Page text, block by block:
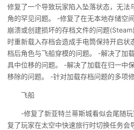
修复了一个导致玩家陷入坠落状态，无法
角的罕见问题。 -修复了在无本地存储空
崩溃或创建损坏的存档文件的问题
时重新载入存档会造成手电筒保持开启状
档后角色与飞船穿模的问题。 -解决了加
具中位移的问题。 -解决了加载在归一中
移除的问题。 -针对加载存档问题的多项修
飞船
-修复了新亚特兰蒂斯城看似会尾随
复了玩家在太空中快速旅行时切换任务会